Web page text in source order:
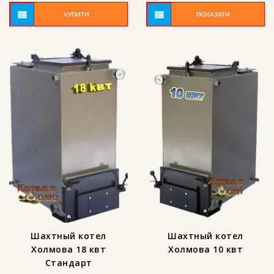
КУПИТИ ПОКАЗАТИ
Шахтный котел
Холмова 18 квт
Стандарт
Шахтный котел
Холмова 10 квт